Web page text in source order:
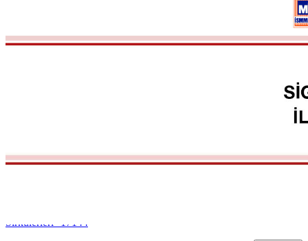
Sirkulerleri--17144